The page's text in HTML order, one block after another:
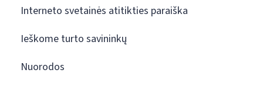
Interneto svetainės atitikties paraiška
Ieškome turto savininkų
Nuorodos